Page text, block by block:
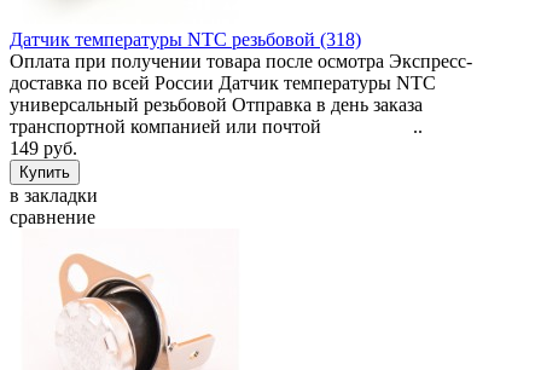
Датчик температуры NTC резьбовой (318)
Оплата при получении товара после осмотра Экспресс-
доставка по всей России Датчик температуры NTC
универсальный резьбовой Отправка в день заказа
транспортной компанией или почтой ..
149 руб.
в закладки
сравнение